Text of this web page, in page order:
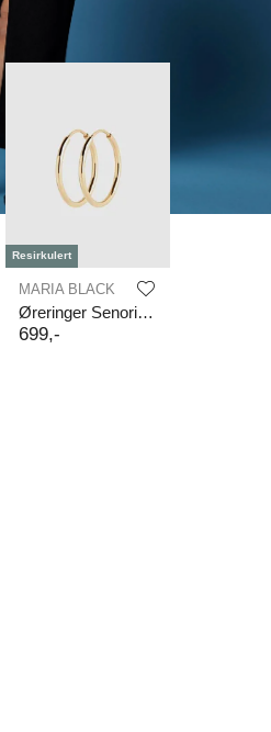
Resirkulert
MARIA BLACK
Øreringer Senorita 25
699,-